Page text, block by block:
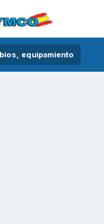
equipamiento